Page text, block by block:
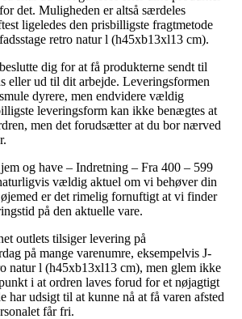
det. Muligheden er altså særdeles
ligeledes den prisbilligste fragtmetode
retro natur l (h45xb13xl13 cm).
dig for at få produkterne sendt til
eller ud til dit arbejde. Leveringsformen
dyrere, men endvidere vældig
leveringsform kan ikke benægtes at
men det forudsætter at du bor nærved
og have – Indretning – Fra 400 – 599
vældig aktuel om vi behøver din
er det rimelig fornuftigt at vi finder
på den aktuelle vare.
outlets tilsiger levering på
på mange varenumre, eksempelvis J-
natur l (h45xb13xl13 cm), men glem ikke
i at ordren laves forud for et nøjagtigt
har udsigt til at kunne nå at få varen afsted
får fri.